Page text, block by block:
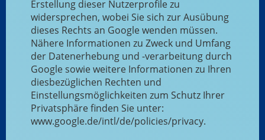
Erstellung dieser Nutzerprofile zu
widersprechen, wobei Sie sich zur Ausübung
dieses Rechts an Google wenden müssen.
Nähere Informationen zu Zweck und Umfang
der Datenerhebung und -verarbeitung durch
Google sowie weitere Informationen zu Ihren
diesbezüglichen Rechten und
Einstellungsmöglichkeiten zum Schutz Ihrer
Privatsphäre finden Sie unter:
www.google.de/intl/de/policies/privacy.